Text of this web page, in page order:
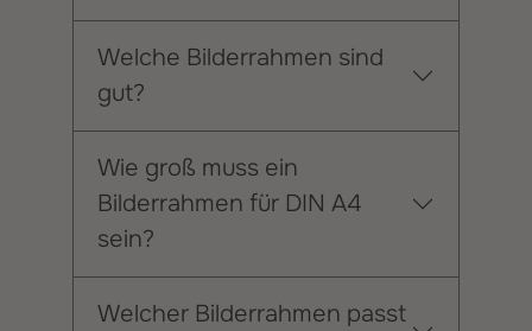
Welche Bilderrahmen sind
gut?
Wie groß muss ein
Bilderrahmen für DIN A4
sein?
Welcher Bilderrahmen passt